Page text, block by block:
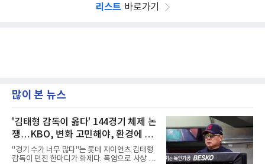
리스트 바로가기
많이 본 뉴스
'김태형 감독이 옳다' 144경기 체제 논
쟁…KBO, 변화 고민해야, 환경에 맞
는 경기 수가 바람직
"경기 수가 너무 많다"는 롯데 자이언츠 김태형
감독이 던진 한마디가 화제다. 폭염으로 사상 초